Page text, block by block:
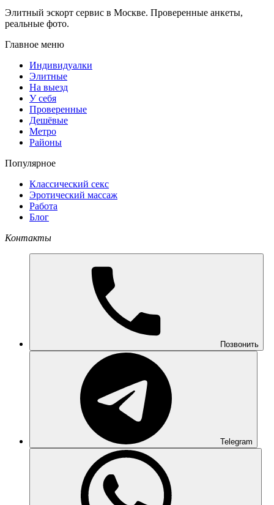
Элитный эскорт сервис в Москве. Проверенные анкеты,
реальные фото.
Главное меню
Индивидуалки
Элитные
На выезд
У себя
Проверенные
Дешёвые
Метро
Районы
Популярное
Классический секс
Эротический массаж
Работа
Блог
Контакты
Позвонить
Telegram